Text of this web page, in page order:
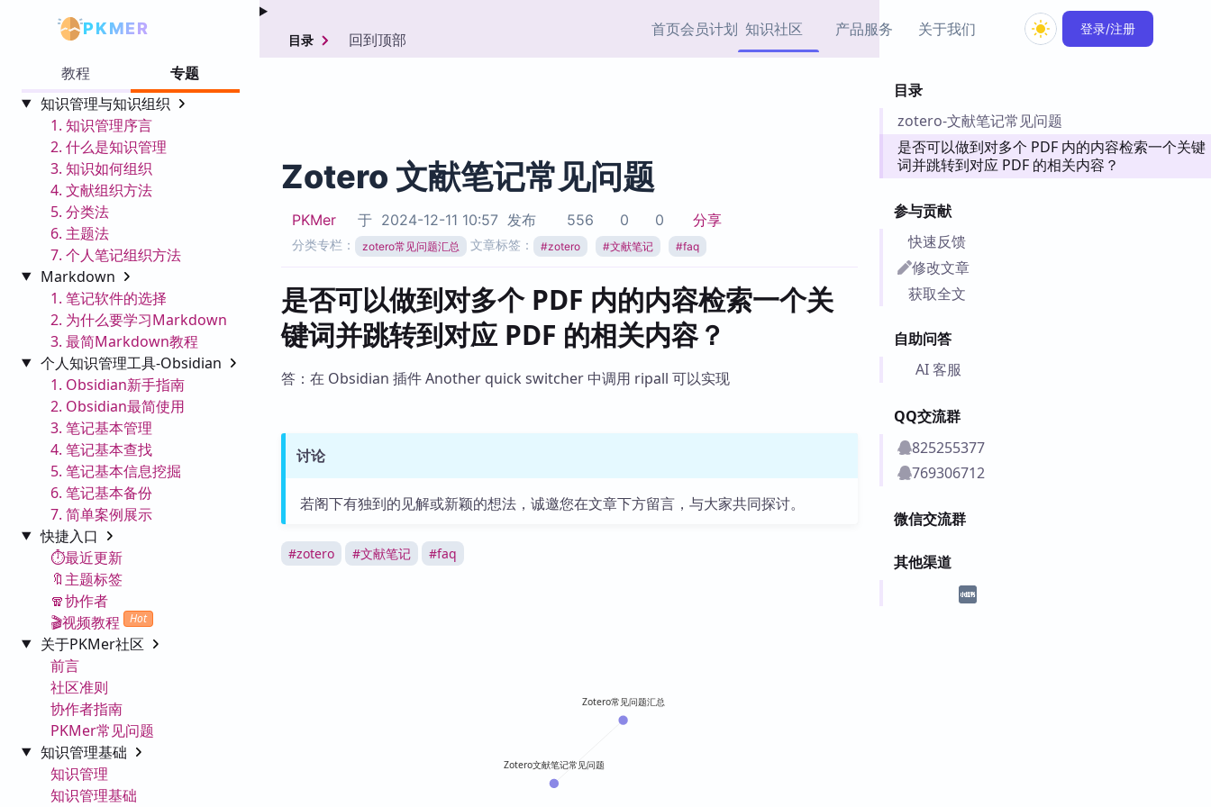
PKMER 首页会员计划 知识社区
热门链接
Obsidian 专题
Obsidian 社区插件
知识管理
产品服务
载
加速访问 Obsidian 官方
市场
Zotero 插件
Zotero 插件资源与加速
服务
Obsidian 思维导图插件
挂件集市
各类挂件，丰富笔记页
Obsidian 教程
基础用法、插件与外观
片段
关于我们 登录/注册
教程
专题
知识管理与知识组织
1. 知识管理序言
2. 什么是知识管理
3. 知识如何组织
4. 文献组织方法
5. 分类法
6. 主题法
7. 个人笔记组织方法
Markdown
1. 笔记软件的选择
2. 为什么要学习Markdown
3. 最简Markdown教程
个人知识管理工具-Obsidian
1. Obsidian新手指南
2. Obsidian最简使用
3. 笔记基本管理
4. 笔记基本查找
5. 笔记基本信息挖掘
6. 笔记基本备份
7. 简单案例展示
快捷入口
⏱️最近更新
🔖主题标签
🧣协作者
🎬视频教程
Hot
关于PKMer社区
前言
社区准则
协作者指南
PKMer常见问题
知识管理基础
知识管理
知识管理基础
目录
zotero-文献笔记常见问题
是否可以做到对多个 PDF 内的内容检索一个关键
词并跳转到对应 PDF 的相关内容？
参与贡献
快速反馈
修改文章
获取全文
自助问答
AI 客服
QQ交流群
825255377
769306712
微信交流群
其他渠道
目录 回到顶部
Zotero 文献笔记常见问题
PKMer 于 2024-12-11 10:57 发布 556 0 0 分享
分类专栏： zotero常见问题汇总 文章标签： #zotero #文献笔记 #faq
是否可以做到对多个 PDF 内的内容检索一个关
键词并跳转到对应 PDF 的相关内容？
答：在 Obsidian 插件 Another quick switcher 中调用 ripall 可以实现
讨论
若阁下有独到的见解或新颖的想法，诚邀您在文章下方留言，与大家共同探讨。
#zotero #文献笔记 #faq
Zotero常见问题汇总
Zotero文献笔记常见问题